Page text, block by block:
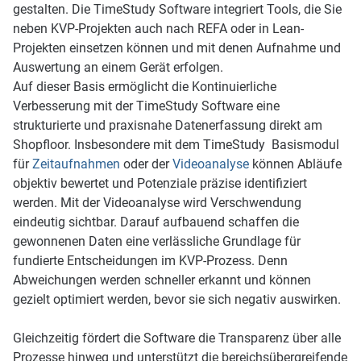
gestalten. Die TimeStudy Software integriert Tools, die Sie
neben KVP-Projekten auch nach REFA oder in Lean-
Projekten einsetzen können und mit denen Aufnahme und
Auswertung an einem Gerät erfolgen.
Auf dieser Basis ermöglicht die Kontinuierliche
Verbesserung mit der TimeStudy Software eine
strukturierte und praxisnahe Datenerfassung direkt am
Shopfloor. Insbesondere mit dem TimeStudy Basismodul
fürZeitaufnahmen oder derVideoanalysekönnen Abläufe
objektiv bewertet und Potenziale präzise identifiziert
werden. Mit der Videoanalyse wird Verschwendung
eindeutig sichtbar. Darauf aufbauend schaffen die
gewonnenen Daten eine verlässliche Grundlage für
fundierte Entscheidungen im KVP-Prozess. Denn
Abweichungen werden schneller erkannt und können
gezielt optimiert werden, bevor sie sich negativ auswirken.
Gleichzeitig fördert die Software die Transparenz über alle
Prozesse hinweg und unterstützt die bereichsübergreifende